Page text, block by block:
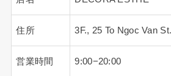
住所 3F., 25 To Ngoc Van
営業時間 9:00−20:00